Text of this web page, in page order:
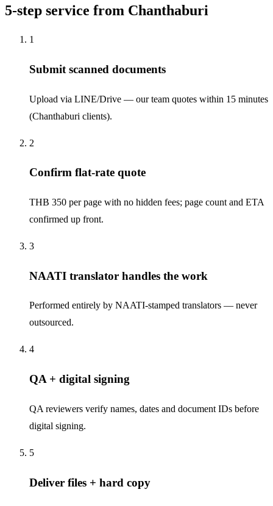
5-step service from Chanthaburi
1
Submit scanned documents
Upload via LINE/Drive — our team quotes within 15 minutes
(Chanthaburi clients).
2
Confirm flat-rate quote
THB 350 per page with no hidden fees; page count and ETA
confirmed up front.
3
NAATI translator handles the work
Performed entirely by NAATI-stamped translators — never
outsourced.
4
QA + digital signing
QA reviewers verify names, dates and document IDs before
digital signing.
5
Deliver files + hard copy